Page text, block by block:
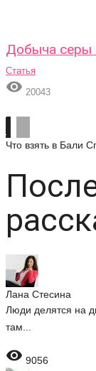
Добыча серы
Статья
 20043
Что взять в Бали
Лана Стесина
Люди делятся на
там...
 9056